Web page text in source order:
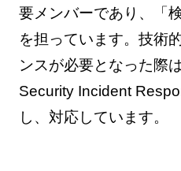
要メンバーであり、「
を担っています。技術
ンスが必要となった際
Security Incident
し、対応しています。